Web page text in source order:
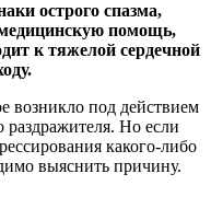
острого спазма,
медицинскую помощь,
к тяжелой сердечной
возникло под действием
раздражителя. Но если
какого-либо
выяснить причину.